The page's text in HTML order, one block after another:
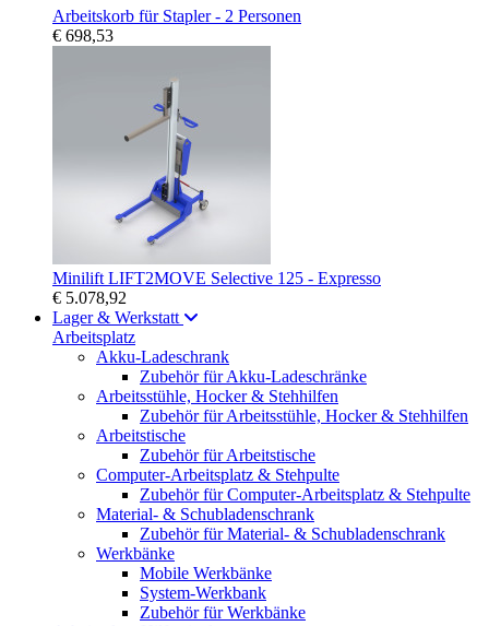
Arbeitskorb für Stapler - 2 Personen
€ 698,53
Minilift LIFT2MOVE Selective 125 - Expresso
€ 5.078,92
Lager & Werkstatt
Arbeitsplatz
Akku-Ladeschrank
Zubehör für Akku-Ladeschränke
Arbeitsstühle, Hocker & Stehhilfen
Zubehör für Arbeitsstühle, Hocker & Stehhilfen
Arbeitstische
Zubehör für Arbeitstische
Computer-Arbeitsplatz & Stehpulte
Zubehör für Computer-Arbeitsplatz & Stehpulte
Material- & Schubladenschrank
Zubehör für Material- & Schubladenschrank
Werkbänke
Mobile Werkbänke
System-Werkbank
Zubehör für Werkbänke